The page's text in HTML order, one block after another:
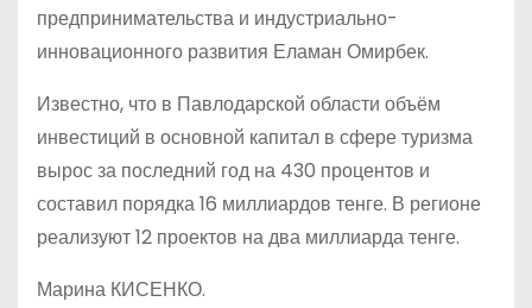
предпринимательства и индустриально-
инновационного развития Еламан Омирбек.
Известно, что в Павлодарской области объём
инвестиций в основной капитал в сфере туризма
вырос за последний год на 430 процентов и
составил порядка 16 миллиардов тенге. В регионе
реализуют 12 проектов на два миллиарда тенге.
Марина КИСЕНКО.